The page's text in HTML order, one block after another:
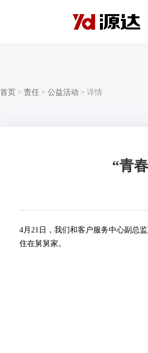
首页 > 责任 > 公益活动 > 详情
“青
4月21日，我们和客户服务中心副总
住在舅舅家。